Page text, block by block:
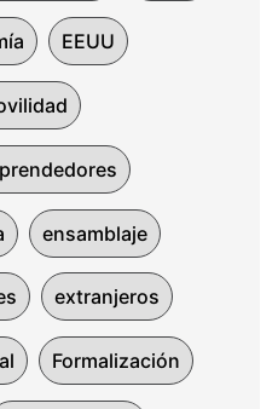
EEUU
ensamblaje
extranjeros
Formalización